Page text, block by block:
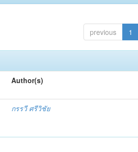
previous 1
Author(s)
กรรวี ศรีวิชัย